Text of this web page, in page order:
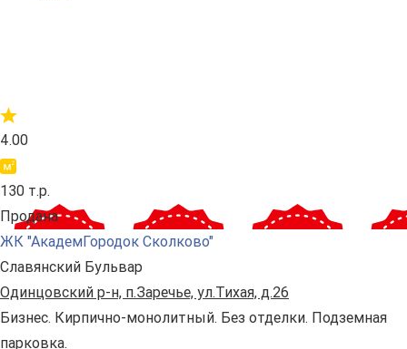
4.00
130 т.р.
Продана
ЖК "АкадемГородок Сколково"
Славянский Бульвар
Одинцовский р-н, п.Заречье, ул.Тихая, д.26
Бизнес. Кирпично-монолитный. Без отделки. Подземная
парковка.